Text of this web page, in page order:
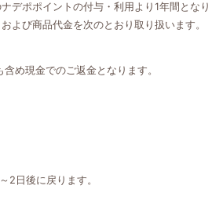
ポポイントの付与・利用より1年間となり
よび商品代金を次のとおり取り扱います。
め現金でのご返金となります。
2日後に戻ります。